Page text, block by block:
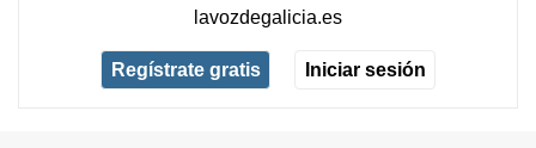
lavozdegalicia.es
Regístrate gratis Iniciar sesión